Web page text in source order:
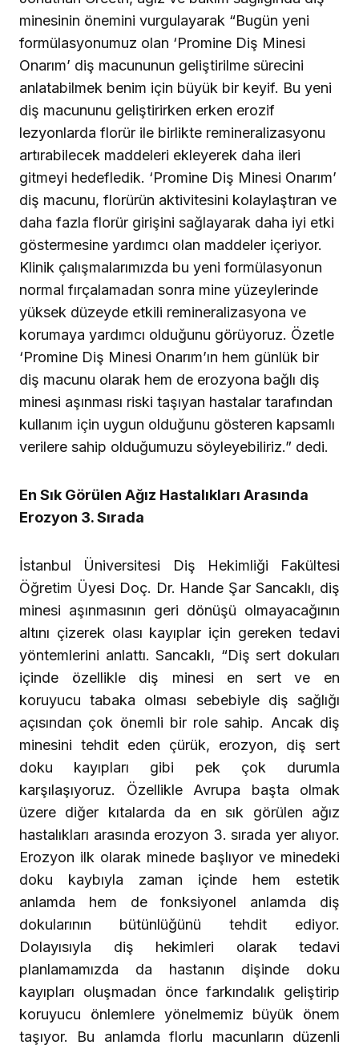
minesinin önemini vurgulayarak “Bugün yeni
formülasyonumuz olan ‘Promine Diş Minesi
Onarım’ diş macununun geliştirilme sürecini
anlatabilmek benim için büyük bir keyif. Bu yeni
diş macununu geliştirirken erken erozif
lezyonlarda florür ile birlikte remineralizasyonu
artırabilecek maddeleri ekleyerek daha ileri
gitmeyi hedefledik. ‘Promine Diş Minesi Onarım’
diş macunu, florürün aktivitesini kolaylaştıran ve
daha fazla florür girişini sağlayarak daha iyi etki
göstermesine yardımcı olan maddeler içeriyor.
Klinik çalışmalarımızda bu yeni formülasyonun
normal fırçalamadan sonra mine yüzeylerinde
yüksek düzeyde etkili remineralizasyona ve
korumaya yardımcı olduğunu görüyoruz. Özetle
‘Promine Diş Minesi Onarım’ın hem günlük bir
diş macunu olarak hem de erozyona bağlı diş
minesi aşınması riski taşıyan hastalar tarafından
kullanım için uygun olduğunu gösteren kapsamlı
verilere sahip olduğumuzu söyleyebiliriz.” dedi.
En Sık Görülen Ağız Hastalıkları Arasında
Erozyon 3. Sırada
İstanbul Üniversitesi Diş Hekimliği Fakültesi
Öğretim Üyesi Doç. Dr. Hande Şar Sancaklı, diş
minesi aşınmasının geri dönüşü olmayacağının
altını çizerek olası kayıplar için gereken tedavi
yöntemlerini anlattı. Sancaklı, “Diş sert dokuları
içinde özellikle diş minesi en sert ve en
koruyucu tabaka olması sebebiyle diş sağlığı
açısından çok önemli bir role sahip. Ancak diş
minesini tehdit eden çürük, erozyon, diş sert
doku kayıpları gibi pek çok durumla
karşılaşıyoruz. Özellikle Avrupa başta olmak
üzere diğer kıtalarda da en sık görülen ağız
hastalıkları arasında erozyon 3. sırada yer alıyor.
Erozyon ilk olarak minede başlıyor ve minedeki
doku kaybıyla zaman içinde hem estetik
anlamda hem de fonksiyonel anlamda diş
dokularının bütünlüğünü tehdit ediyor.
Dolayısıyla diş hekimleri olarak tedavi
planlamamızda da hastanın dişinde doku
kayıpları oluşmadan önce farkındalık geliştirip
koruyucu önlemlere yönelmemiz büyük önem
taşıyor. Bu anlamda florlu macunların düzenli